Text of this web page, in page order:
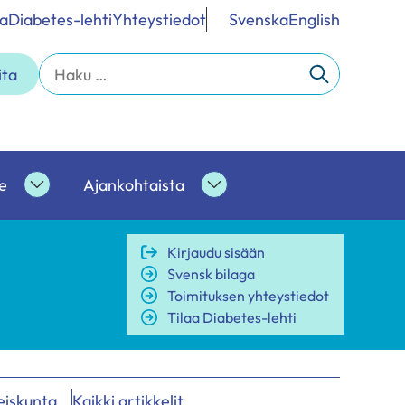
Diabetes-lehtiYhteystiedot SvenskaEnglish
Haku:
Ammattilaisille
alasivut
Ajankohtaista
Ajankohtaista
alasivut
Kirjaudu sisään
Svensk bilaga
Toimituksen yhteystiedot
Tilaa Diabetes-lehti